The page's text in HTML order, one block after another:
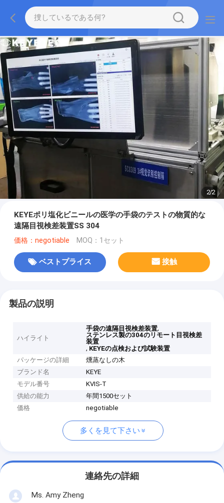
2/2
KEYEポリ塩化ビニールの医学の手袋のテストの物質的な
遠隔目視検差装置SS 304
価格：negotiable MOQ：1セット
ベストプライス 接触
製品の説明
ハイライト
手袋の遠隔目視検差装置,
ステンレス製の304のリモート目視検差
装置
, KEYEの点検および試験装置
パッケージの詳細
燻蒸なしの木
ブランド名
KEYE
モデル番号
KVIS-T
供給の能力
年間1500セット
価格
negotiable
多くを見て下さい
連絡先の詳細
Ms. Amy Zheng